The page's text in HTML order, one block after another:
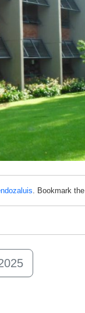
. Bookmark the